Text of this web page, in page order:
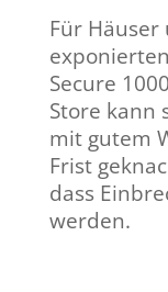
Für
Secure
Store kann
mit gutem
Frist
dass
werden.